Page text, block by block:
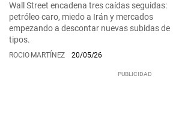
Wall Street encadena tres caídas seguidas:
petróleo caro, miedo a Irán y mercados
empezando a descontar nuevas subidas de
tipos.
ROCIO MARTÍNEZ 20/05/26